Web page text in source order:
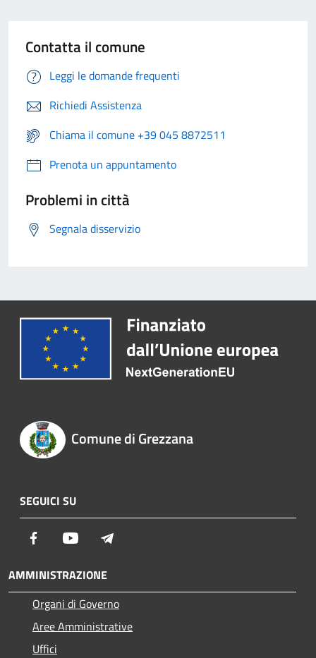
Contatta il comune
Leggi le domande frequenti
Richiedi Assistenza
Chiama il comune +39 045 8872511
Prenota un appuntamento
Problemi in città
Segnala disservizio
Comune di Grezzana
SEGUICI SU
Facebook Youtube
AMMINISTRAZIONE
Organi di Governo
Aree Amministrative
Uffici